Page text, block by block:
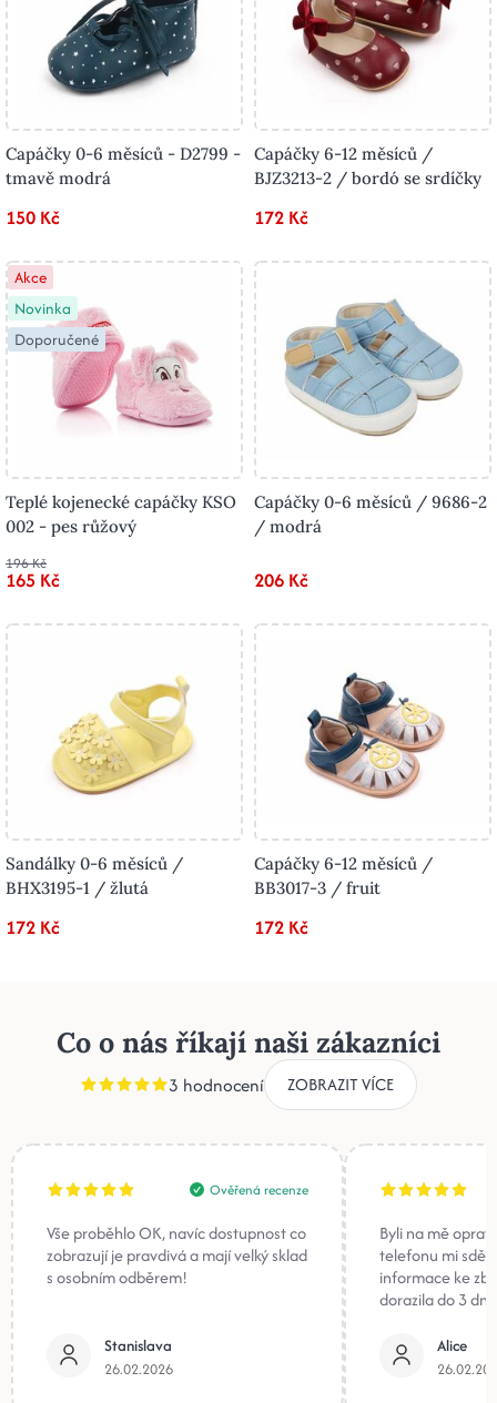
Capáčky 0-6 měsíců - D2799 -
tmavě modrá
150 Kč
Capáčky 6-12 měsíců /
BJZ3213-2 / bordó se srdíčky
172 Kč
Akce
Novinka
Doporučené
Teplé kojenecké capáčky KSO
002 - pes růžový
196 Kč
165 Kč
Capáčky 0-6 měsíců / 9686-2
/ modrá
206 Kč
Sandálky 0-6 měsíců /
BHX3195-1 / žlutá
172 Kč
Capáčky 6-12 měsíců /
BB3017-3 / fruit
172 Kč
Co o nás říkají naši zákazníci
3 hodnocení ZOBRAZIT VÍCE
Ověřená recenze
Vše proběhlo OK, navíc dostupnost co
zobrazují je pravdivá a mají velký sklad
s osobním odběrem!
Stanislava
26.02.2026
Byli na mě
telefonu mi
informace ke
dorazila do 3
Alice